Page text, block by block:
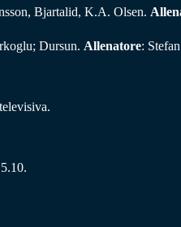
Bjartalid, K.A. Olsen.
Dursun. Allenatore: